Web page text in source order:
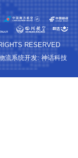
RESERVED
流系统开发: 神话科技